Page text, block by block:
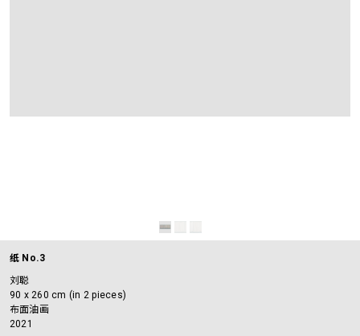
纸 No.3
刘聪
90 x 260 cm (in 2 pieces)
布面油画
2021